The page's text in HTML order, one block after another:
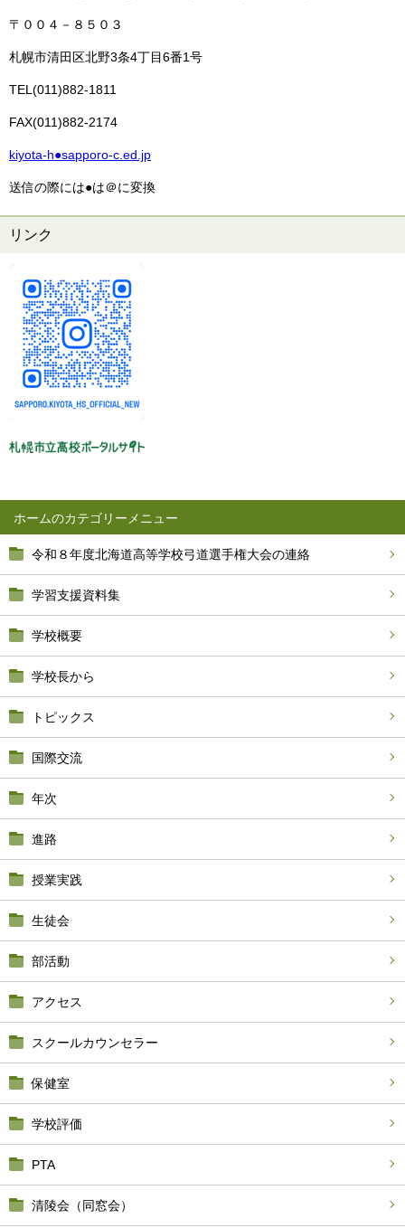
ホーム
令和８年度北海道高等学校弓道選手権大会の連絡
学習支援資料集
学校概要
学校長から
トピックス
国際交流
年次
進路
授業実践
生徒会
部活動
アクセス
スクールカウンセラー
保健室
学校評価
PTA
清陵会（同窓会）
〒００４－８５０３
札幌市清田区北野3条4丁目6番1号
TEL(011)882-1811
FAX(011)882-2174
kiyota-h●sapporo-c.ed.jp
送信の際には●は＠に変換
リンク